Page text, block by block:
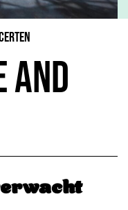
and